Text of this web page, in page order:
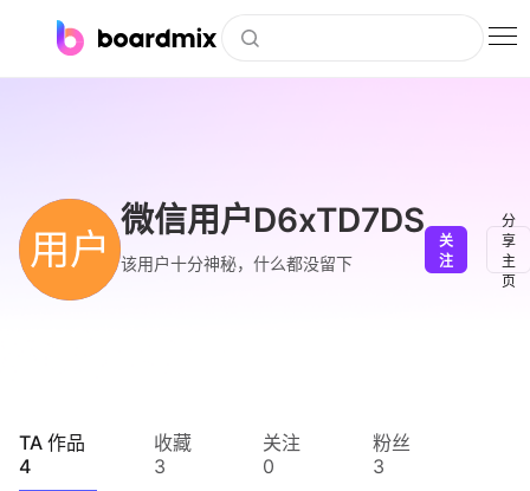
下载
会员
企业服务
用户
微信用户D6xTD7DS
该用户十分神秘，什么都没留下
关
注
分
享
主
页
TA 作品
4
收藏
3
关注
0
粉丝
3